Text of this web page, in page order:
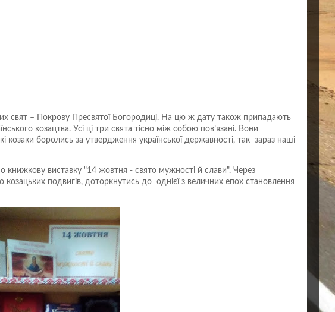
свят – Покрову Пресвятої Богородиці. На цю ж дату також припадають
козацтва. Усі ці три свята тісно між собою пов’язані. Вони
козаки боролись за утвердження української державності, так зараз наші
книжкову виставку "14 жовтня - свято мужності й слави". Через
подвигів, доторкнутись до однієї з величних епох становлення